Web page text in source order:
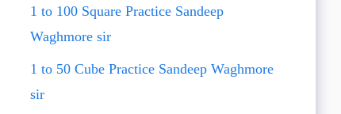
1 to 100 Square Practice Sandeep
Waghmore sir
1 to 50 Cube Practice Sandeep Waghmore
sir